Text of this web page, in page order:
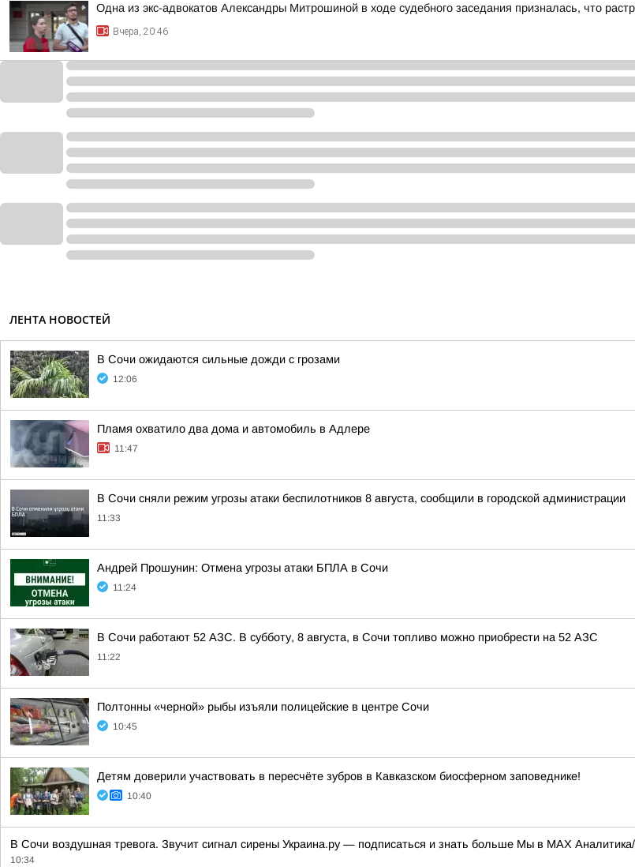
Одна из экс-адвокатов Александры Митрошиной в ходе судебного заседания призналась, что
Вчера, 20:46
ЛЕНТА НОВОСТЕЙ
В Сочи ожидаются сильные дожди с грозами
12:06
Пламя охватило два дома и автомобиль в Адлере
11:47
В Сочи сняли режим угрозы атаки беспилотников 8 августа, сообщили в городской администрации
11:33
Андрей Прошунин: Отмена угрозы атаки БПЛА в Сочи
11:24
В Сочи работают 52 АЗС. В субботу, 8 августа, в Сочи топливо можно приобрести на 52 АЗС
11:22
Полтонны «черной» рыбы изъяли полицейские в центре Сочи
10:45
Детям доверили участвовать в пересчёте зубров в Кавказском биосферном заповеднике!
10:40
В Сочи воздушная тревога. Звучит сигнал сирены Украина.ру — подписаться и знать больше Мы в MAX
10:34